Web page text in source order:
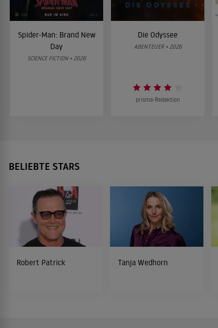
Spider-Man: Brand New
Day
SCIENCE FICTION • 2026
Die Odyssee
ABENTEUER • 2026
prisma-Redaktion
BELIEBTE STARS
Robert Patrick Tanja Wedhorn